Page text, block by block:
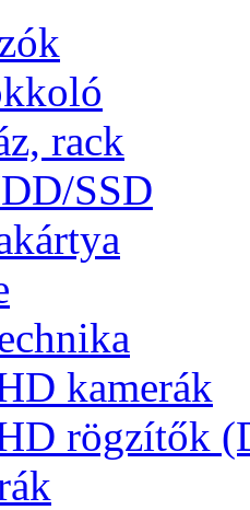
rack
SSD
kamerák
rögzítők